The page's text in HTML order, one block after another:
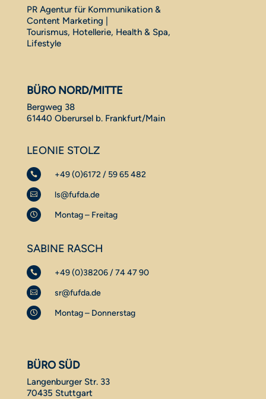
PR Agentur für Kommunikation &
Content Marketing |
Tourismus, Hotellerie, Health & Spa,
Lifestyle
BÜRO NORD/MITTE
Bergweg 38
61440 Oberursel b. Frankfurt/Main
LEONIE STOLZ
 +49 (0)6172 / 59 65 482
 ls@fufda.de
 Montag – Freitag
SABINE RASCH
 +49 (0)38206 / 74 47 90
 sr@fufda.de
 Montag – Donnerstag
BÜRO SÜD
Langenburger Str. 33
70435 Stuttgart